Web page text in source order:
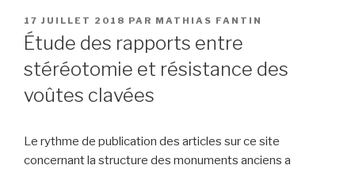
PUBLIÉ
LE
17 JUILLET 2018 PAR MATHIAS FANTIN
Étude des rapports entre
stéréotomie et résistance des
voûtes clavées
Le rythme de publication des articles sur ce site
concernant la structure des monuments anciens a